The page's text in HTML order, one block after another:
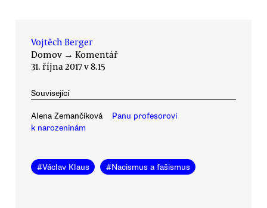
Vojtěch Berger
Domov → Komentář
31. října 2017 v 8.15
Související
Alena Zemančíková
Panu profesorovi
k narozeninám
#Václav Klaus #Nacismus a fašismus